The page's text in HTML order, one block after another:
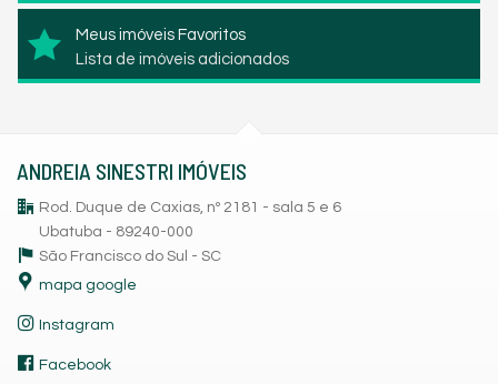
Meus imóveis Favoritos
Lista de imóveis adicionados
ANDREIA SINESTRI IMÓVEIS
Rod. Duque de Caxias, nº 2181 - sala 5 e 6
Ubatuba - 89240-000
São Francisco do Sul - SC
mapa google
Instagram
Facebook